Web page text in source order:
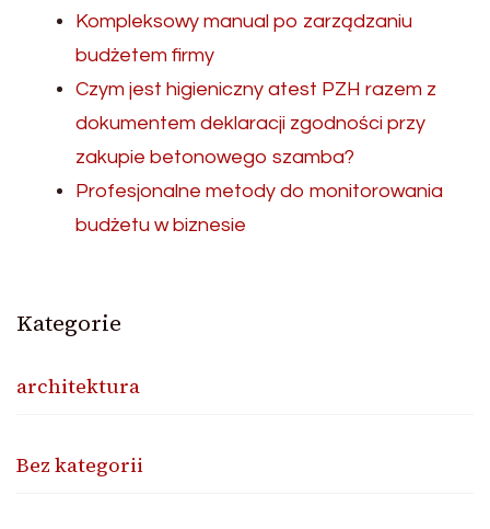
Kompleksowy manual po zarządzaniu
budżetem firmy
Czym jest higieniczny atest PZH razem z
dokumentem deklaracji zgodności przy
zakupie betonowego szamba?
Profesjonalne metody do monitorowania
budżetu w biznesie
Kategorie
architektura
Bez kategorii